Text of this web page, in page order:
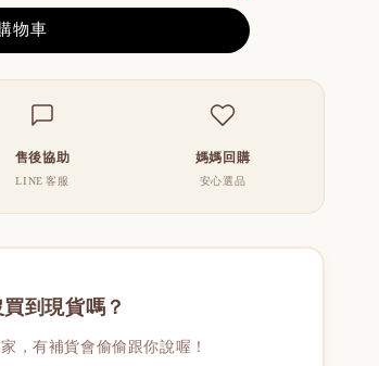
物車
售後協助
LINE 客服
媽媽回購
安心選品
到現貨嗎？
，有補貨會偷偷跟你說喔！